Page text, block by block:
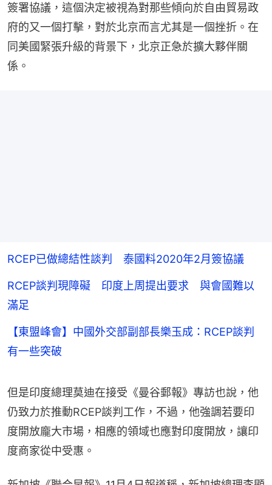
簽署協議，這個決定被視為對那些傾向於自由貿易政
府的又一個打擊，對於北京而言尤其是一個挫折。在
同美國緊張升級的背景下，北京正急於擴大夥伴關
係。
RCEP已做總結性談判 泰國料2020年2月簽協議
RCEP談判現障礙 印度上周提出要求 與會國難以
滿足
【東盟峰會】中國外交部副部長樂玉成：RCEP談判
有一些突破
但是印度總理莫迪在接受《曼谷郵報》專訪也說，他
仍致力於推動RCEP談判工作，不過，他強調若要印
度開放龐大市場，相應的領域也應對印度開放，讓印
度商家從中受惠。